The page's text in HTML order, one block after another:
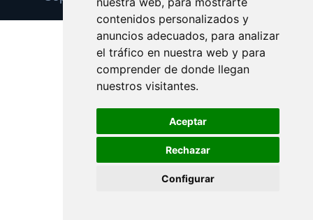
contenidos personalizados y
anuncios adecuados, para analizar
el tráfico en nuestra web y para
comprender de donde llegan
nuestros visitantes.
Aceptar
Rechazar
Configurar